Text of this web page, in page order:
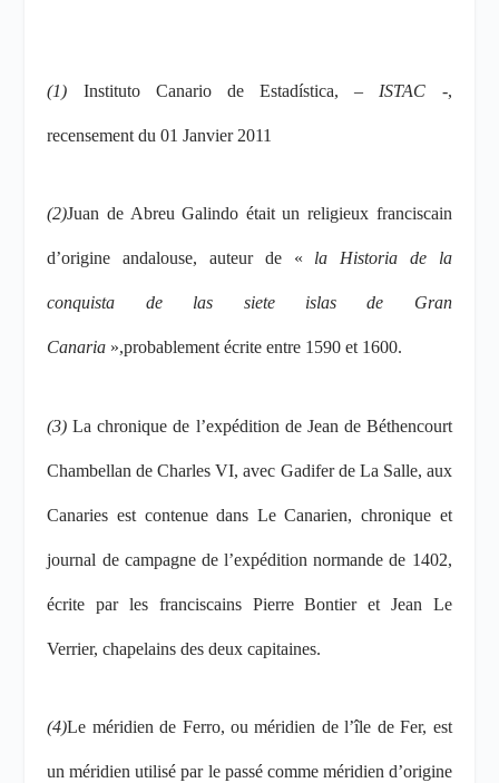
(1) Instituto Canario de Estadística, – ISTAC -,
recensement du 01 Janvier 2011
(2)Juan de Abreu Galindo était un religieux franciscain
d’origine andalouse, auteur de « la Historia de la
conquista de las siete islas de Gran
Canaria »,probablement écrite entre 1590 et 1600.
(3) La chronique de l’expédition de Jean de Béthencourt
Chambellan de Charles VI, avec Gadifer de La Salle, aux
Canaries est contenue dans Le Canarien, chronique et
journal de campagne de l’expédition normande de 1402,
écrite par les franciscains Pierre Bontier et Jean Le
Verrier, chapelains des deux capitaines.
(4)Le méridien de Ferro, ou méridien de l’île de Fer, est
un méridien utilisé par le passé comme méridien d’origine